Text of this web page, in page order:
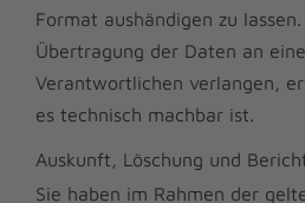
Format aushändigen zu
Übertragung der Daten an
Verantwortlichen verlangen,
es technisch machbar ist.
Auskunft, Löschung und
Sie haben im Rahmen der